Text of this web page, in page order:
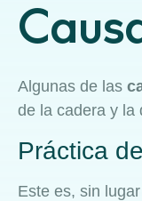
Algunas de las
de la cadera y la
Práctica
Este es, sin